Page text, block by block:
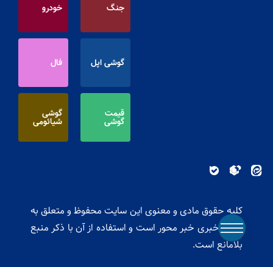
جنگ خودرو
گوشی اپل فال
قیمت
گوشی
گوشی
شیائومی
کلیه حقوق مادی و معنوی این سایت محفوظ و متعلق به
پایگاه خبری خبر محور است و استفاده از آن با ذکر منبع
بلامانع است.